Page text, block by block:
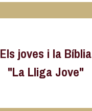
Els joves i la Bíblia
"La Lliga Jove"